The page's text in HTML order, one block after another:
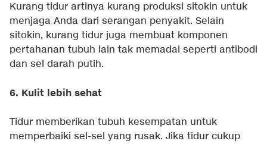
Kurang tidur artinya kurang produksi sitokin untuk
menjaga Anda dari serangan penyakit. Selain
sitokin, kurang tidur juga membuat komponen
pertahanan tubuh lain tak memadai seperti antibodi
dan sel darah putih.
6. Kulit lebih sehat
Tidur memberikan tubuh kesempatan untuk
memperbaiki sel-sel yang rusak. Jika tidur cukup